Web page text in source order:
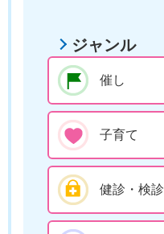
ジャンル
催し
子育て
健診・検診